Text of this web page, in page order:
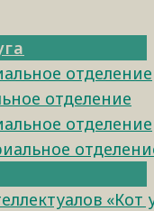
отделение
отделение
отделение
«Кот